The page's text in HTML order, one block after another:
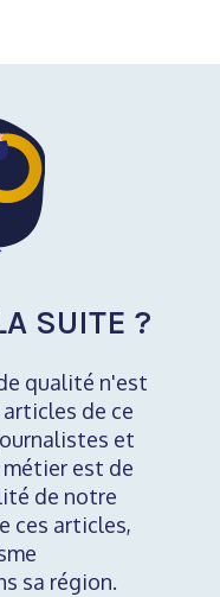
SUITE ?
qualité n'est
de ce
et
est de
de notre
ces articles,
sa région.